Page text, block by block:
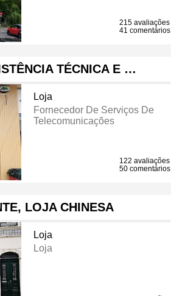
215 avaliações
41 comentários
TÉCNICA E …
Loja
Fornecedor De Serviços De
Telecomunicações
122 avaliações
50 comentários
LOJA CHINESA
Loja
Loja